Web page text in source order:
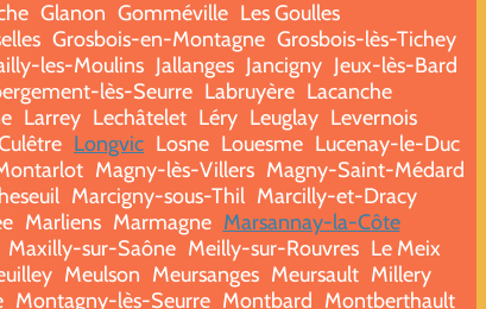
Glanon Gomméville Les Goulles
Grosbois-en-Montagne Grosbois-lès-Tichey
les-Moulins Jallanges Jancigny Jeux-lès-Bard
lès-Seurre Labruyère Lacanche
Larrey Lechâtelet Léry Leuglay Levernois
Longvic Losne Louesme Lucenay-le-Duc
Magny-lès-Villers Magny-Saint-Médard
Marcigny-sous-Thil Marcilly-et-Dracy
Marliens Marmagne Marsannay-la-Côte
Maxilly-sur-Saône Meilly-sur-Rouvres Le Meix
Meulson Meursanges Meursault Millery
Montagny-lès-Seurre Montbard Montberthault